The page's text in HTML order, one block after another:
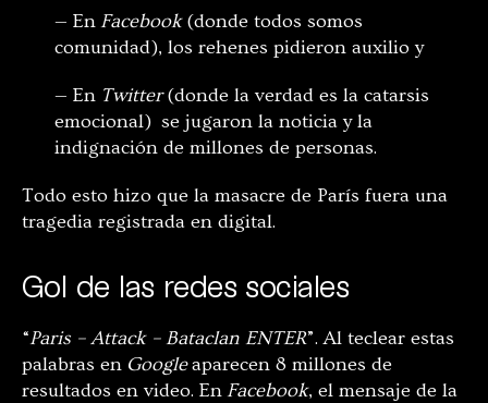
— EnFacebook(donde todos somos
comunidad), los rehenes pidieron auxilio y
— En Twitter(donde la verdad es la catarsis
emocional) se jugaron la noticia y la
indignación de millones de personas.
Todo esto hizo que la masacre de París fuera una
tragedia registrada en digital.
Gol de las redes sociales
“Paris – Attack – Bataclan ENTER”. Al teclear estas
palabras en Googleaparecen 8 millones de
resultados en video. EnFacebook, el mensaje de la